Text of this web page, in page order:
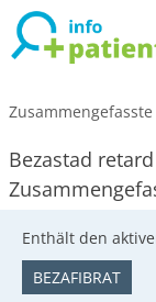
Bezastad
Enthält den
BEZAFIBRAT